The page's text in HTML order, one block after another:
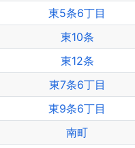
東5条6丁目
東10条
東12条
東7条6丁目
東9条6丁目
南町